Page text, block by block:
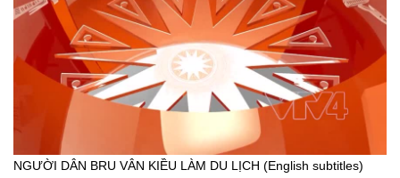
NGƯỜI DÂN BRU VÂN KIỀU LÀM DU LỊCH (English subtitles)